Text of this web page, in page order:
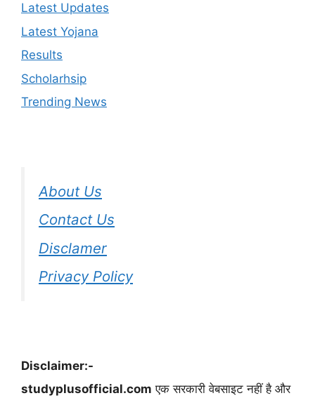
Latest Updates
Latest Yojana
Results
Scholarhsip
Trending News
About Us
Contact Us
Disclamer
Privacy Policy
Disclaimer:-
studyplusofficial.com एक सरकारी वेबसाइट नहीं है और